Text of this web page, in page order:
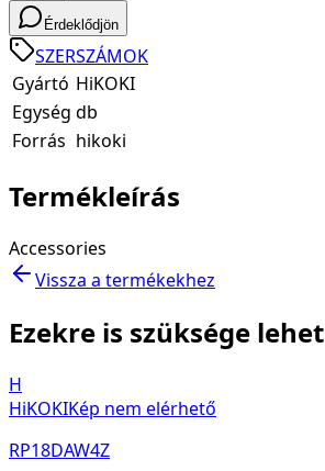
Érdeklődjön
SZERSZÁMOK
Gyártó HiKOKI
Egység db
Forrás hikoki
Termékleírás
Accessories
Vissza a termékekhez
Ezekre is szüksége lehet
H
HiKOKIKép nem elérhető
RP18DAW4Z